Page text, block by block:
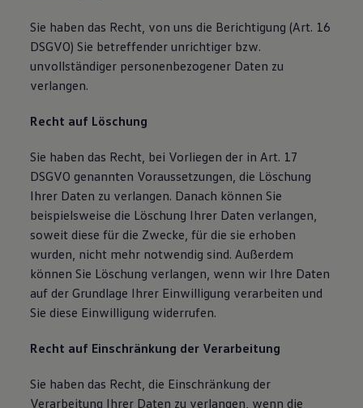
Sie haben das Recht, von uns die Berichtigung (Art. 16
DSGVO) Sie betreffender unrichtiger bzw.
unvollständiger personenbezogener Daten zu
verlangen.
Recht auf Löschung
Sie haben das Recht, bei Vorliegen der in Art. 17
DSGVO genannten Voraussetzungen, die Löschung
Ihrer Daten zu verlangen. Danach können Sie
beispielsweise die Löschung Ihrer Daten verlangen,
soweit diese für die Zwecke, für die sie erhoben
wurden, nicht mehr notwendig sind. Außerdem
können Sie Löschung verlangen, wenn wir Ihre Daten
auf der Grundlage Ihrer Einwilligung verarbeiten und
Sie diese Einwilligung widerrufen.
Recht auf Einschränkung der Verarbeitung
Sie haben das Recht, die Einschränkung der
Verarbeitung Ihrer Daten zu verlangen, wenn die